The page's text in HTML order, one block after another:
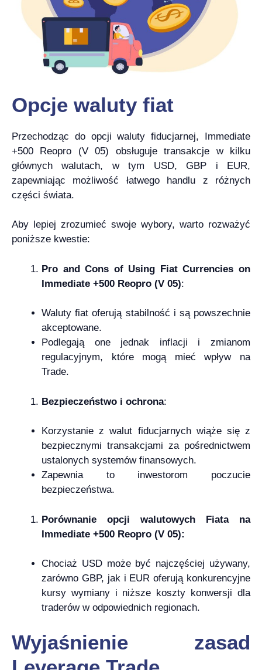
Opcje waluty fiat
Przechodząc do opcji waluty fiducjarnej, Immediate
+500 Reopro (V 05) obsługuje transakcje w kilku
głównych walutach, w tym USD, GBP i EUR,
zapewniając możliwość łatwego handlu z różnych
części świata.
Aby lepiej zrozumieć swoje wybory, warto rozważyć
poniższe kwestie:
Pro and Cons of Using Fiat Currencies on
Immediate +500 Reopro (V 05):
Waluty fiat oferują stabilność i są powszechnie
akceptowane.
Podlegają one jednak inflacji i zmianom
regulacyjnym, które mogą mieć wpływ na
Trade.
Bezpieczeństwo i ochrona:
Korzystanie z walut fiducjarnych wiąże się z
bezpiecznymi transakcjami za pośrednictwem
ustalonych systemów finansowych.
Zapewnia to inwestorom poczucie
bezpieczeństwa.
Porównanie opcji walutowych Fiata na
Immediate +500 Reopro (V 05):
Chociaż USD może być najczęściej używany,
zarówno GBP, jak i EUR oferują konkurencyjne
kursy wymiany i niższe koszty konwersji dla
traderów w odpowiednich regionach.
Wyjaśnienie zasad